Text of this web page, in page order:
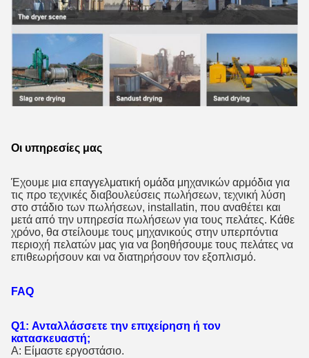
Οι υπηρεσίες μας
Έχουμε μια επαγγελματική ομάδα μηχανικών αρμόδια για
τις προ τεχνικές διαβουλεύσεις πωλήσεων, τεχνική λύση
στο στάδιο των πωλήσεων, installatin, που αναθέτει και
μετά από την υπηρεσία πωλήσεων για τους πελάτες. Κάθε
χρόνο, θα στείλουμε τους μηχανικούς στην υπερπόντια
περιοχή πελατών μας για να βοηθήσουμε τους πελάτες να
επιθεωρήσουν και να διατηρήσουν τον εξοπλισμό.
FAQ
Q1: Ανταλλάσσετε την επιχείρηση ή τον
κατασκευαστή;
Α: Είμαστε εργοστάσιο.